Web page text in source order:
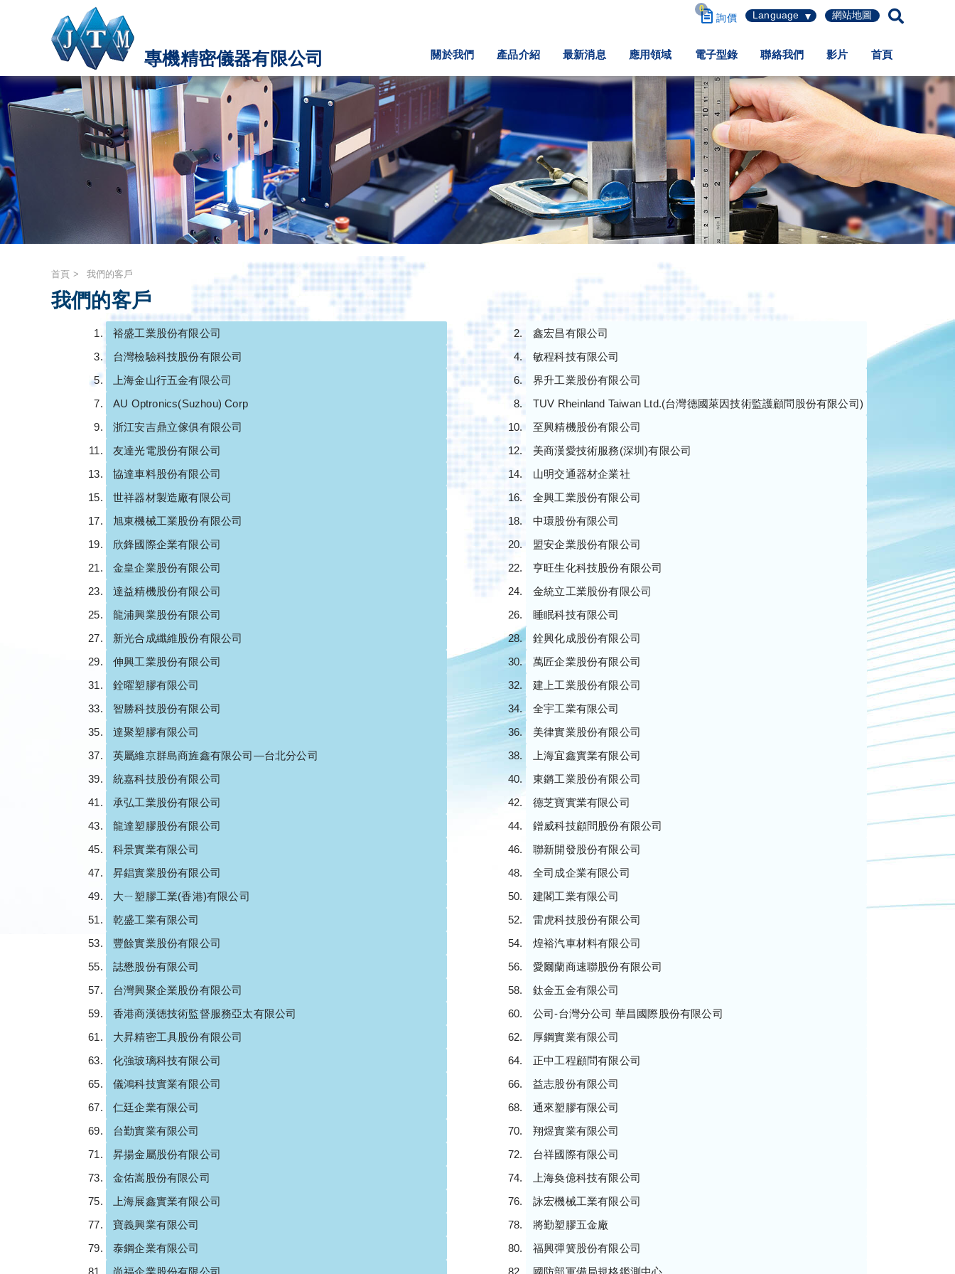
專機精密儀器有限公司
0
简体中文
English
日本語
Español
關於我們 產品介紹 最新消息 應用領域 電子型錄 聯絡我們 影片 首頁
首頁 我們的客戶
我們的客戶
裕盛工業股份有限公司
鑫宏昌有限公司
台灣檢驗科技股份有限公司
敏程科技有限公司
上海金山行五金有限公司
界升工業股份有限公司
AU Optronics(Suzhou) Corp
TUV Rheinland Taiwan Ltd.(台灣德國萊因技術監護顧問股份有限公司)
浙江安吉鼎立傢俱有限公司
至興精機股份有限公司
友達光電股份有限公司
美商漢愛技術服務(深圳)有限公司
協達車料股份有限公司
山明交通器材企業社
世祥器材製造廠有限公司
全興工業股份有限公司
旭東機械工業股份有限公司
中環股份有限公司
欣鋒國際企業有限公司
盟安企業股份有限公司
金皇企業股份有限公司
亨旺生化科技股份有限公司
達益精機股份有限公司
金統立工業股份有限公司
龍浦興業股份有限公司
睡眠科技有限公司
新光合成纖維股份有限公司
銓興化成股份有限公司
伸興工業股份有限公司
萬匠企業股份有限公司
銓曜塑膠有限公司
建上工業股份有限公司
智勝科技股份有限公司
全宇工業有限公司
達聚塑膠有限公司
美律實業股份有限公司
英屬維京群島商旌鑫有限公司—台北分公司
上海宜鑫實業有限公司
統嘉科技股份有限公司
東鏘工業股份有限公司
承弘工業股份有限公司
德芝寶實業有限公司
龍達塑膠股份有限公司
鐠威科技顧問股份有限公司
科景實業有限公司
聯新開發股份有限公司
昇錩實業股份有限公司
全司成企業有限公司
大ㄧ塑膠工業(香港)有限公司
建閣工業有限公司
乾盛工業有限公司
雷虎科技股份有限公司
豐餘實業股份有限公司
煌裕汽車材料有限公司
誌懋股份有限公司
愛爾蘭商速聯股份有限公司
台灣興聚企業股份有限公司
鈦金五金有限公司
香港商漢德技術監督服務亞太有限公司
公司-台灣分公司 華昌國際股份有限公司
大昇精密工具股份有限公司
厚鋼實業有限公司
化強玻璃科技有限公司
正中工程顧問有限公司
儀鴻科技實業有限公司
益志股份有限公司
仁廷企業有限公司
通來塑膠有限公司
台勤實業有限公司
翔煜實業有限公司
昇揚金屬股份有限公司
台祥國際有限公司
金佑嵩股份有限公司
上海奐億科技有限公司
上海展鑫實業有限公司
詠宏機械工業有限公司
寶義興業有限公司
將勤塑膠五金廠
泰鋼企業有限公司
福興彈簧股份有限公司